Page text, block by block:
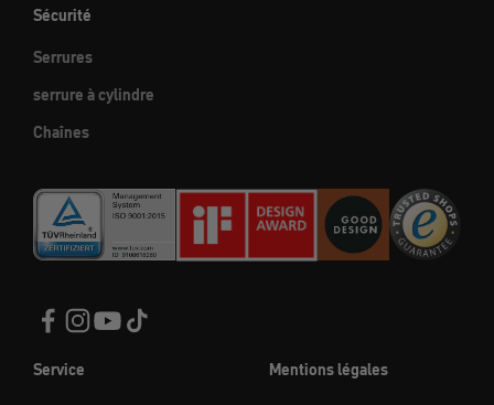
Sécurité
Serrures
serrure à cylindre
Chaînes
Service
Mentions légales